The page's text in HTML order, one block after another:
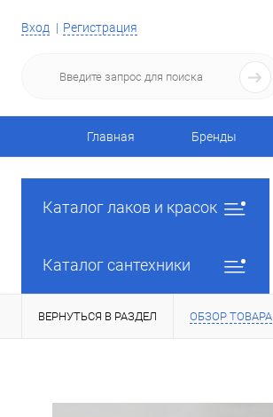
Вход Регистрация
Главная Бренды
Каталог лаков и красок
Каталог сантехники
ВЕРНУТЬСЯ В РАЗДЕЛ ОБЗОР ТОВАРА